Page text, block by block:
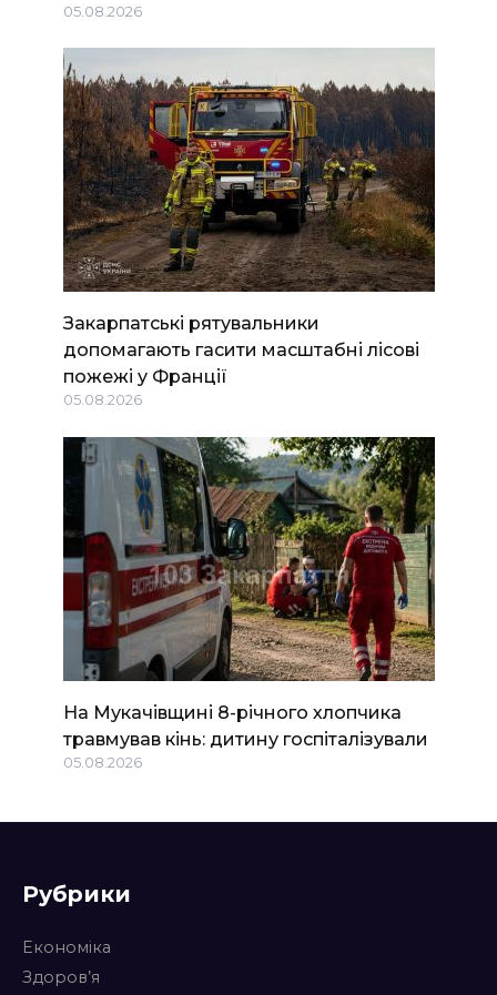
05.08.2026
Закарпатські рятувальники
допомагають гасити масштабні лісові
пожежі у Франції
05.08.2026
На Мукачівщині 8-річного хлопчика
травмував кінь: дитину госпіталізували
05.08.2026
Рубрики
Економіка
Здоров’я